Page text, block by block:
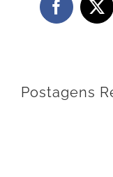
Facebook
X
Postagens